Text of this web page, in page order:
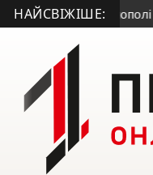
НАЙСВІЖІШЕ:
біля АЗС у Тернополі •